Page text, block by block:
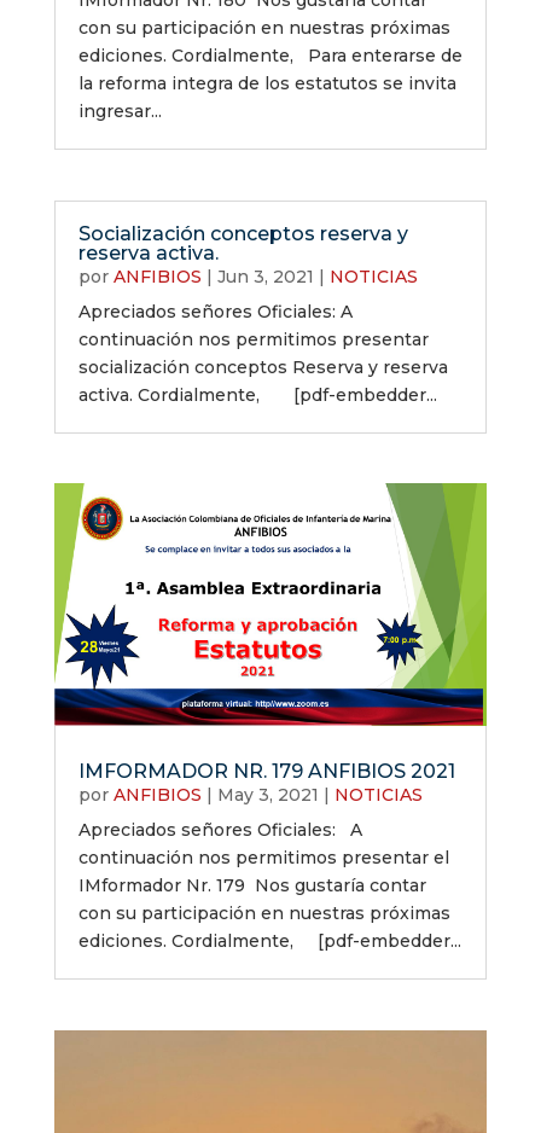
con su participación en nuestras próximas
ediciones. Cordialmente, Para enterarse de
la reforma integra de los estatutos se invita
ingresar...
Socialización conceptos reserva y
reserva activa.
por ANFIBIOS | Jun 3, 2021 | NOTICIAS
Apreciados señores Oficiales: A
continuación nos permitimos presentar
socialización conceptos Reserva y reserva
activa. Cordialmente, [pdf-embedder...
IMFORMADOR NR. 179 ANFIBIOS 2021
por ANFIBIOS May 3, 2021
NOTICIAS
Apreciados señores Oficiales: A
continuación nos permitimos presentar el
IMformador Nr. 179 Nos gustaría contar
con su participación en nuestras próximas
ediciones. Cordialmente, [pdf-embedder...